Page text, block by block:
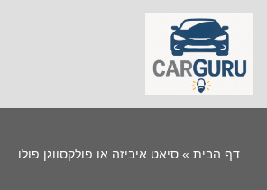
Skip
to
content
דף הבית » סיאט איביזה או פולקסווגן פולו